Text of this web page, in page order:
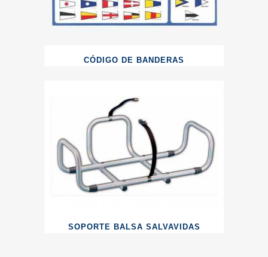
CÓDIGO DE BANDERAS
SOPORTE BALSA SALVAVIDAS